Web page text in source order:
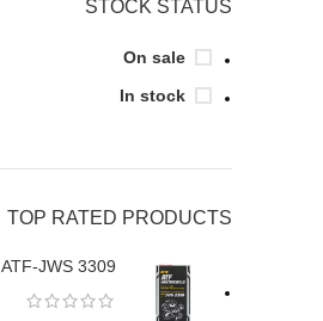
STOCK STATUS
On sale
In stock
TOP RATED PRODUCTS
ATF-JWS 3309 مانول